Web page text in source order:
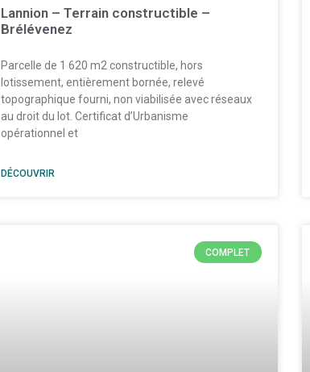
Lannion – Terrain constructible –
Brélévenez
Parcelle de 1 620 m2 constructible, hors
lotissement, entièrement bornée, relevé
topographique fourni, non viabilisée avec réseaux
au droit du lot. Certificat d’Urbanisme
opérationnel et
DÉCOUVRIR
COMPLET